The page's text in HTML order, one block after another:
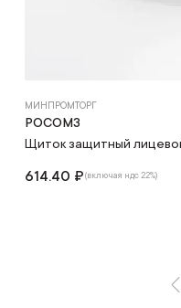
МИНПРОМТОРГ
РОСОМЗ
Щиток защитный
614.40 ₽(включая ндс 22%)